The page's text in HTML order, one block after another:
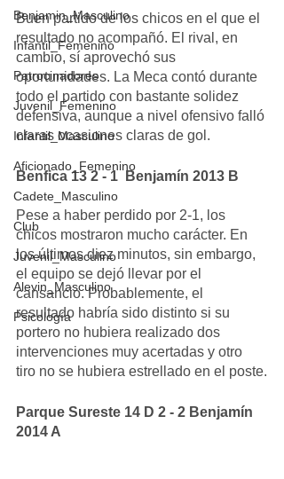
Benjamin_Masculino
Infantil_Femenino
Patrocinadores
Juvenil_Femenino
Infantil_Masculino
Aficionado_Femenino
Cadete_Masculino
Club
Juvenil_Masculino
Alevin_Masculino
Psicología
Buen partido de los chicos en el que el
resultado no acompañó. El rival, en
cambio, sí aprovechó sus
oportunidades. La Meca contó durante
todo el partido con bastante solidez
defensiva, aunque a nivel ofensivo falló
claras ocasiones claras de gol.
Benfica 13 2 - 1  Benjamín 2013 B
Pese a haber perdido por 2-1, los
chicos mostraron mucho carácter. En
los últimos diez minutos, sin embargo,
el equipo se dejó llevar por el
cansancio. Probablemente, el
resultado habría sido distinto si su
portero no hubiera realizado dos
intervenciones muy acertadas y otro
tiro no se hubiera estrellado en el poste.
Parque Sureste 14 D 2 - 2 Benjamín
2014 A